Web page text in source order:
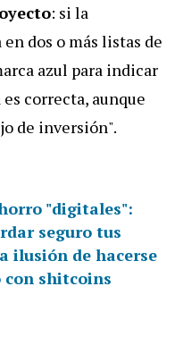
: si la
dos o más listas de
azul para indicar
correcta, aunque
de inversión".
"digitales":
seguro tus
ilusión de hacerse
shitcoins